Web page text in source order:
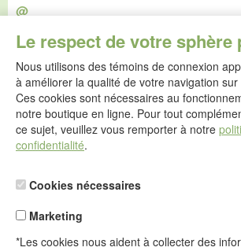
Le respect de votre sphère
Nous utilisons des témoins de connexion
à améliorer la qualité de votre navigation
Ces cookies sont nécessaires au
notre boutique en ligne. Pour tout
ce sujet, veuillez vous remporter à notre
confidentialité.
Cookies nécessaires
Marketing
*Les cookies nous aident à collecter des
@
service@idealsko.fr
@
Formulaire de contact
Aller au formulaire de contact